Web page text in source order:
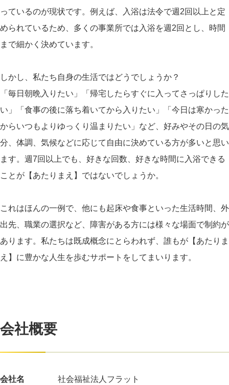
っているのが現状です。例えば、入浴は法令で週2回以上と定
められているため、多くの事業所では入浴を週2回とし、時間
まで細かく決めています。
しかし、私たち自身の生活ではどうでしょうか？
「毎日朝晩入りたい」「帰宅したらすぐに入ってさっぱりした
い」「食事の後に落ち着いてから入りたい」「今日は寒かった
からいつもよりゆっくり温まりたい」など、好みやその日の気
分、体調、気候などに応じて自由に決めている方が多いと思い
ます。週7回以上でも、好きな回数、好きな時間に入浴できる
ことが【あたりまえ】ではないでしょうか。
これはほんの一例で、他にも起床や食事といった生活時間、外
出先、職業の選択など、障害がある方には様々な場面で制約が
あります。私たちは既成概念にとらわれず、誰もが【あたりま
え】に豊かな人生を歩むサポートをしてまいります。
会社概要
会社名 社会福祉法人フラット